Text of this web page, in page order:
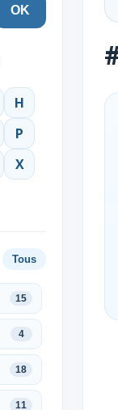
OK
H
P
X
Tous
15
4
18
11